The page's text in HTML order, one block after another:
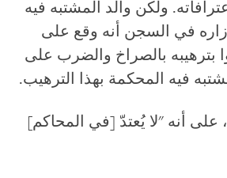
ولكن والد المشتبه فيه
في السجن أنه وقع على
بترهيبه بالصراخ والضرب على
فيه المحكمة بهذا الترهيب.
، في الفصل 293، على أنه "لا يُعتدّ [في المحاكم]